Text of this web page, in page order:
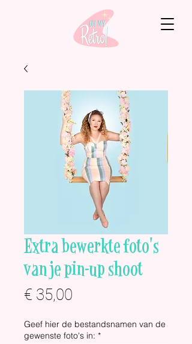
Extra bewerkte foto's
van je pin-up shoot
€ 35,00
Geef hier de bestandsnamen van de
gewenste foto's in: *